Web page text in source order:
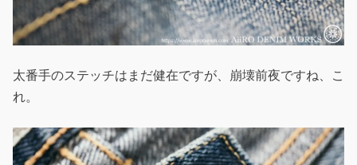
太番手のステッチはまだ健在ですが、崩壊前夜ですね、こ
れ。